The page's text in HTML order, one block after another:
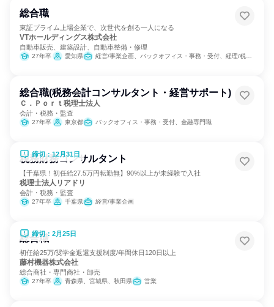
総合職
東証プライム上場企業で、次世代を創る一人になる
VTホールディングス株式会社
自動車販売、建築設計、自動車整備・修理
27年卒 愛知県 経営/事業企画、バックオフィス・事務・受付、経理/税務/財務、総務、法務/知財、広報/IR
総合職(税務会計コンサルタント・経営サポート)
Ｃ．Ｐｏｒｔ税理士法人
会計・税務・監査
27年卒 東京都 バックオフィス・事務・受付、金融専門職
締切：12月31日
税務財務コンサルタント
【千葉県！初任給27.5万円転勤無】90%以上が未経験で入社
税理士法人リアドリ
会計・税務・監査
27年卒 千葉県 経営/事業企画
締切：2月25日
総合職
初任給25万/奨学金返還支援制度/年間休日120日以上
藤村機器株式会社
総合商社・専門商社・卸売
27年卒 青森県、宮城県、秋田県 営業